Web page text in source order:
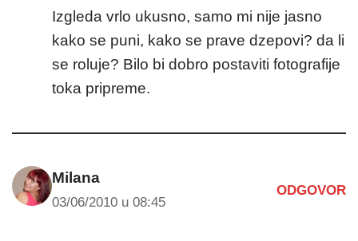
Izgleda vrlo ukusno, samo mi nije jasno
kako se puni, kako se prave dzepovi? da li
se roluje? Bilo bi dobro postaviti fotografije
toka pripreme.
Milana
03/06/2010 u 08:45
ODGOVOR